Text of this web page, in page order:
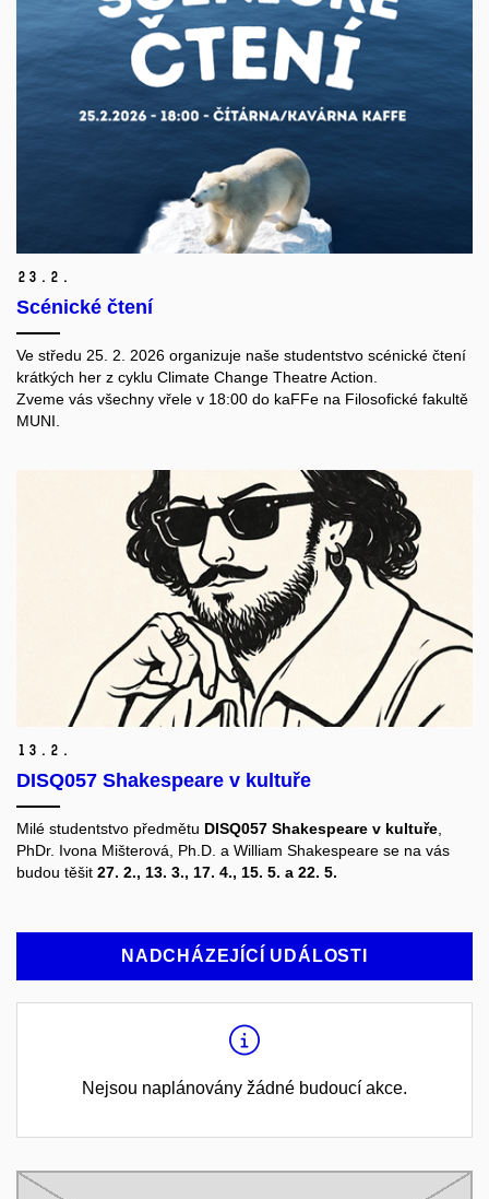
23. 2.
Scénické čtení
Ve středu 25. 2. 2026 organizuje naše studentstvo scénické čtení
krátkých her z cyklu Climate Change Theatre Action.
Zveme vás všechny vřele v 18:00 do kaFFe na Filosofické fakultě
MUNI.
13. 2.
DISQ057 Shakespeare v kultuře
Milé studentstvo předmětu DISQ057 Shakespeare v kultuře
PhDr. Ivona Mišterová, Ph.D. a William Shakespeare se na vás
budou těšit 27. 2., 13. 3., 17. 4., 15. 5. a 22. 5.
NADCHÁZEJÍCÍ UDÁLOSTI
Nejsou naplánovány žádné budoucí akce.